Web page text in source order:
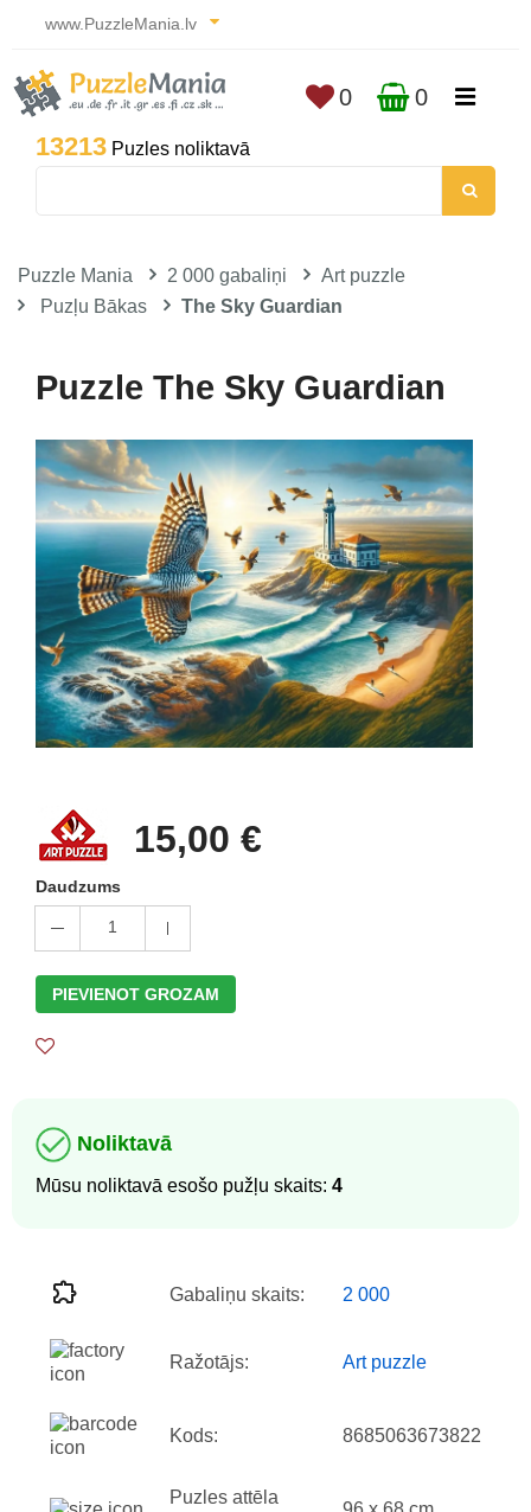
www.PuzzleMania.lv
13213 Puzles noliktavā
0 0
Puzzle Mania 2 000 gabaliņi
Art puzzle
Puzļu Bākas
The Sky Guardian
Puzzle The Sky Guardian
15,00 €
Daudzums
1
PIEVIENOT GROZAM
Noliktavā
Mūsu noliktavā esošo pužļu skaits: 4
Gabaliņu skaits: 2 000
Ražotājs: Art puzzle
Kods: 8685063673822
Puzles attēla